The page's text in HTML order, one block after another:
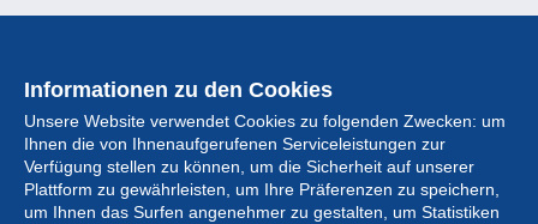
Informationen zu den Cookies
Unsere Website verwendet Cookies zu folgenden Zwecken: um
Ihnen die von Ihnenaufgerufenen Serviceleistungen zur
Verfügung stellen zu können, um die Sicherheit auf unserer
Plattform zu gewährleisten, um Ihre Präferenzen zu speichern,
um Ihnen das Surfen angenehmer zu gestalten, um Statistiken